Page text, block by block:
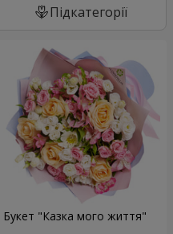
Підкатегорії
Букет "Казка мого життя"